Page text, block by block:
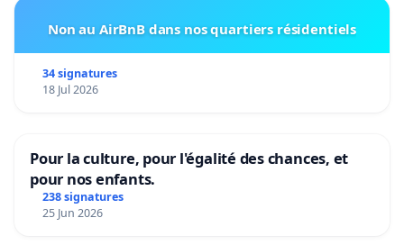
Non au AirBnB dans nos quartiers résidentiels
34 signatures
18 Jul 2026
Pour la culture, pour l'égalité des chances, et
pour nos enfants.
238 signatures
25 Jun 2026